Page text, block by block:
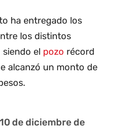
ha entregado los
los distintos
siendo el pozo récord
alcanzó un monto de
de diciembre de